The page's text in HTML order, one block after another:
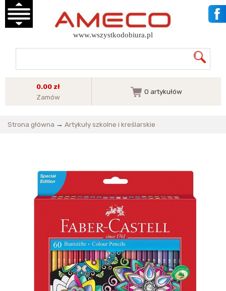
www.wszystkodobiura.pl
0.00 zł
Zamów
0 artykułów
Strona główna → Artykuły szkolne i kreślarskie